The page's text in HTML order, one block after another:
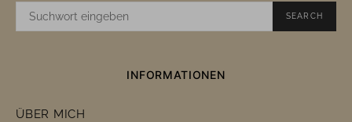
SUCHE
SEARCH
INFORMATIONEN
ÜBER MICH